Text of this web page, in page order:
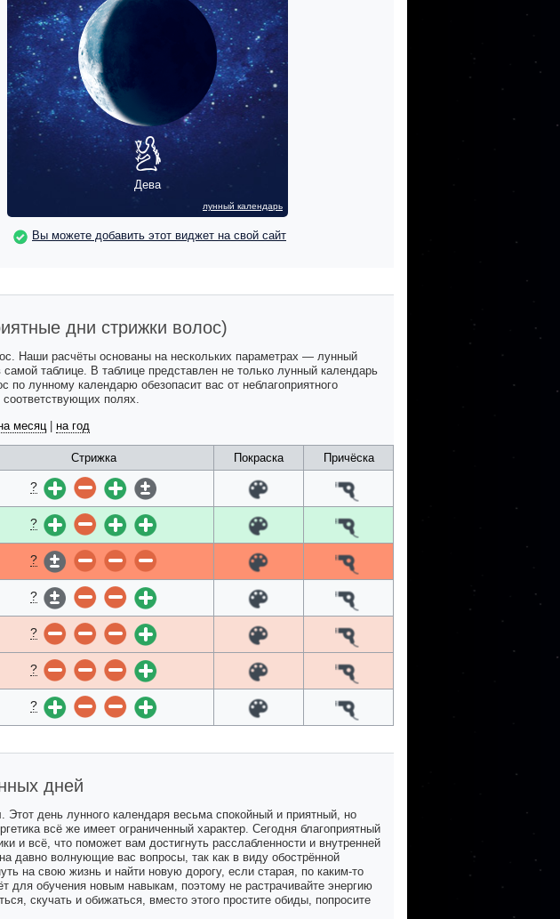
Дева
лунный календарь
Вы можете добавить этот виджет на свой сайт
дни стрижки волос)
Наши расчёты основаны на нескольких параметрах — лунный
таблице. В таблице представлен не только лунный календарь
лунному календарю обезопасит вас от неблагоприятного
соответствующих полях.
месяц| на год
Стрижка Покраска Причёска
?
?
?
?
?
?
?
дней
день лунного календаря весьма спокойный и приятный, но
всё же имеет ограниченный характер. Сегодня благоприятный
и всё, что поможет вам достигнуть расслабленности и внутренней
давно волнующие вас вопросы, так как в виду обострённой
на свою жизнь и найти новую дорогу, если старая, по каким-то
для обучения новым навыкам, поэтому не растрачивайте энергию
скучать и обижаться, вместо этого простите обиды, попросите